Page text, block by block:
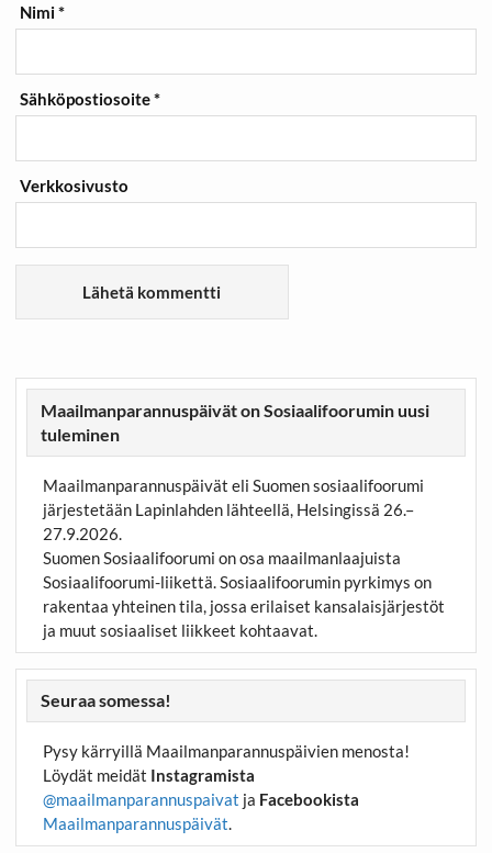
Nimi*
Sähköpostiosoite*
Verkkosivusto
Maailmanparannuspäivät on Sosiaalifoorumin uusi
tuleminen
Maailmanparannuspäivät eli Suomen sosiaalifoorumi
järjestetään Lapinlahden lähteellä, Helsingissä 26.–
27.9.2026.
Suomen Sosiaalifoorumi on osa maailmanlaajuista
Sosiaalifoorumi-liikettä. Sosiaalifoorumin pyrkimys on
rakentaa yhteinen tila, jossa erilaiset kansalaisjärjestöt
ja muut sosiaaliset liikkeet kohtaavat.
Seuraa somessa!
Pysy kärryillä Maailmanparannuspäivien menosta!
Löydät meidät Instagramista
@maailmanparannuspaivat ja Facebookista
Maailmanparannuspäivät.